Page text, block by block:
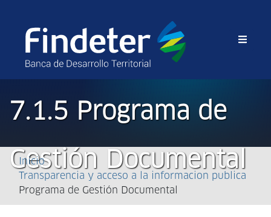
7.1.5 Programa de
Gestión Documental
Sobrescribir
enlaces
de
Inicio
Transparencia y acceso a la informacion publica
Programa de Gestión Documental